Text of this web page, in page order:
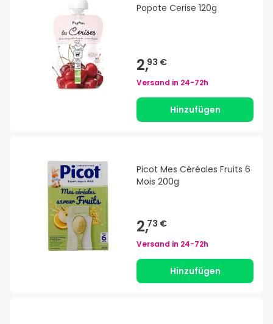
Popote Cerise 120g
2,93 €
Versand in 24-72h
Hinzufügen
Picot Mes Céréales Fruits 6
Mois 200g
2,73 €
Versand in 24-72h
Hinzufügen